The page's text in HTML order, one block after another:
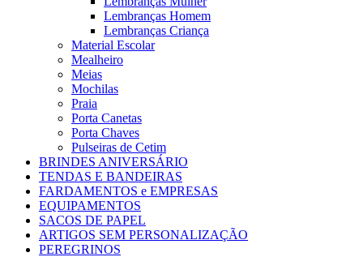
Lembranças Homem
Lembranças Criança
Material Escolar
Mealheiro
Meias
Mochilas
Praia
Porta Canetas
Porta Chaves
Pulseiras de Cetim
BRINDES ANIVERSÁRIO
TENDAS E BANDEIRAS
FARDAMENTOS e EMPRESAS
EQUIPAMENTOS
SACOS DE PAPEL
ARTIGOS SEM PERSONALIZAÇÃO
PEREGRINOS